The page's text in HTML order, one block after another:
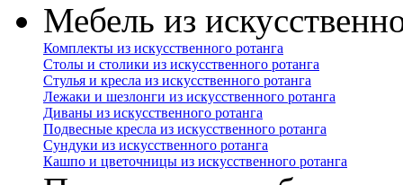
Мебель из
Комплекты из искусственного ротанга
Столы и столики из искусственного ротанга
Стулья и кресла из искусственного ротанга
Лежаки и шезлонги из искусственного ротанга
Диваны из искусственного ротанга
Подвесные кресла из искусственного ротанга
Сундуки из искусственного ротанга
Кашпо и цветочницы из искусственного ротанга